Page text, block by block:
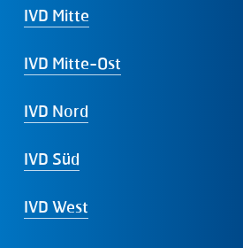
IVD Mitte
IVD Mitte-Ost
IVD Nord
IVD Süd
IVD West